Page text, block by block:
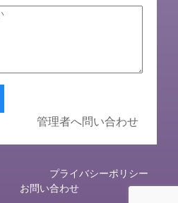
管理者へ問い合わせ
プライバシーポリシー
お問い合わせ